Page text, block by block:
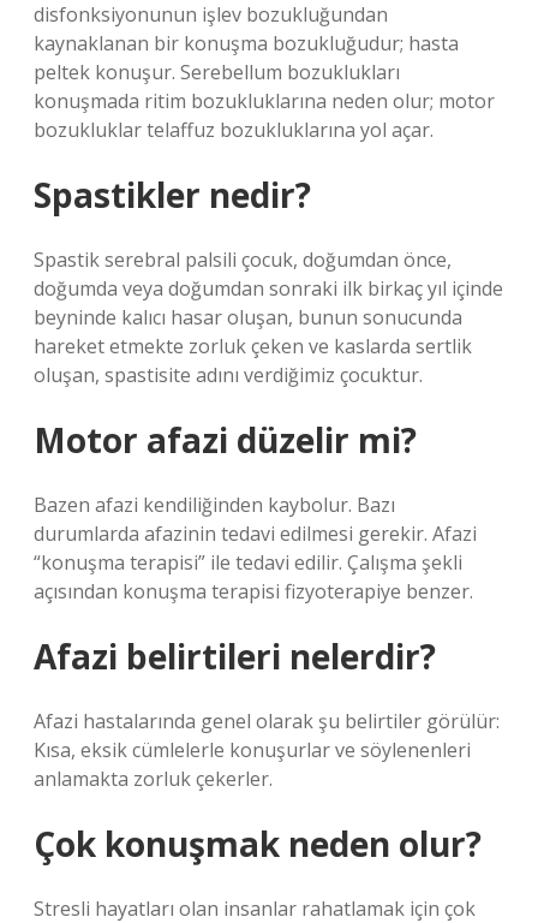
disfonksiyonunun işlev bozukluğundan
kaynaklanan bir konuşma bozukluğudur; hasta
peltek konuşur. Serebellum bozuklukları
konuşmada ritim bozukluklarına neden olur; motor
bozukluklar telaffuz bozukluklarına yol açar.
Spastikler nedir?
Spastik serebral palsili çocuk, doğumdan önce,
doğumda veya doğumdan sonraki ilk birkaç yıl içinde
beyninde kalıcı hasar oluşan, bunun sonucunda
hareket etmekte zorluk çeken ve kaslarda sertlik
oluşan, spastisite adını verdiğimiz çocuktur.
Motor afazi düzelir mi?
Bazen afazi kendiliğinden kaybolur. Bazı
durumlarda afazinin tedavi edilmesi gerekir. Afazi
“konuşma terapisi” ile tedavi edilir. Çalışma şekli
açısından konuşma terapisi fizyoterapiye benzer.
Afazi belirtileri nelerdir?
Afazi hastalarında genel olarak şu belirtiler görülür:
Kısa, eksik cümlelerle konuşurlar ve söylenenleri
anlamakta zorluk çekerler.
Çok konuşmak neden olur?
Stresli hayatları olan insanlar rahatlamak için çok